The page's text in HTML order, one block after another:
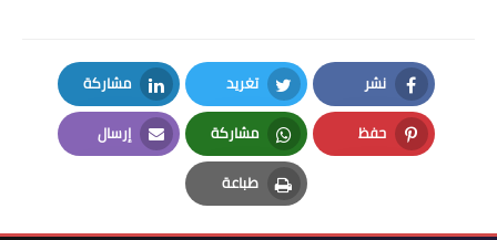
نشر
Facebook
تغريد
Twitter
مشاركة
LinkedIn
حفظ
Pinterest
مشاركة
Whatsapp
إرسال
Email
طباعة
Print